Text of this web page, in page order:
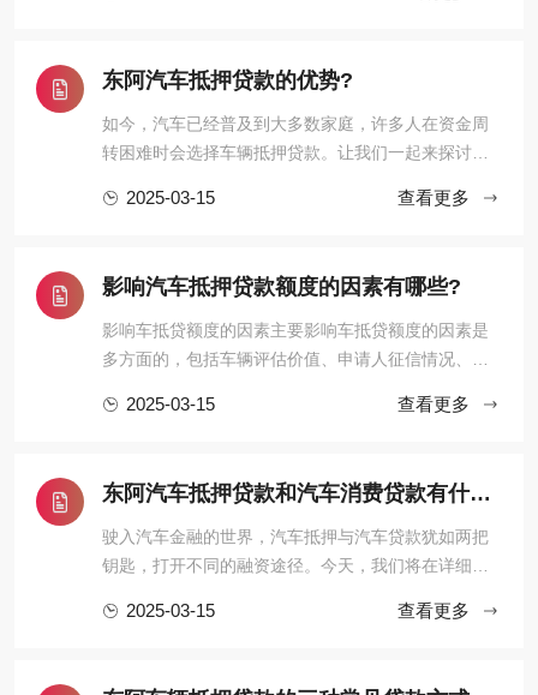
汽车抵押贷款一定要选择 ...
东阿汽车抵押贷款的优势?
如今，汽车已经普及到大多数家庭，许多人在资金周
转困难时会选择车辆抵押贷款。让我们一起来探讨一
途径之一。对于名下有车的朋友来说，车辆抵押贷款
呢？ 【额度高】：根据信 ...
2025-03-15 查看更多
影响汽车抵押贷款额度的因素有哪些?
影响车抵贷额度的因素主要影响车抵贷额度的因素是
多方面的，包括车辆评估价值、申请人征信情况、申
在申请车抵贷时，申请人需要全面考虑这些因素，以
值率要远大于新能源汽 ...
2025-03-15 查看更多
东阿汽车抵押贷款和汽车消费贷款有什么区别
驶入汽车金融的世界，汽车抵押与汽车贷款犹如两把
钥匙，打开不同的融资途径。今天，我们将在详细解
道。汽车抵押，如车主的临时避风港，它让车主保留
2025-03-15 查看更多